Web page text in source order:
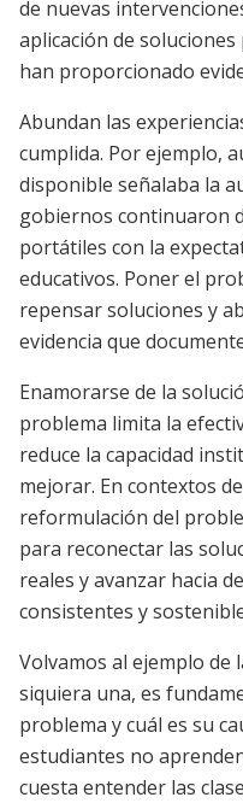
de nuevas
aplicación de
han proporcionado
Abundan las
cumplida. Por ejemplo,
disponible señalaba la
gobiernos continuaron
portátiles con la
educativos. Poner el
repensar soluciones y
evidencia que
Enamorarse de la
problema limita la
reduce la capacidad
mejorar. En contextos
reformulación del
para reconectar las
reales y avanzar hacia
consistentes y
Volvamos al ejemplo de
siquiera una, es
problema y cuál es su
estudiantes no
cuesta entender las